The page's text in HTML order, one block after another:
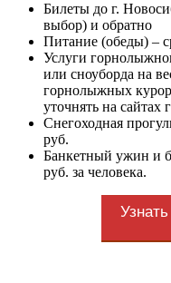
Билеты до г.
выбор) и обратно
Питание (обеды) –
Услуги
или сноуборда на
горнолыжных
уточнять на
Снегоходная
руб.
Банкетный ужин и
руб. за человека.